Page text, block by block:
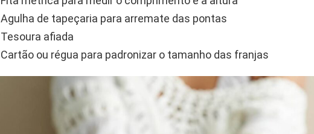
Agulha de tapeçaria para arremate das pontas
Tesoura afiada
Cartão ou régua para padronizar o tamanho das franjas